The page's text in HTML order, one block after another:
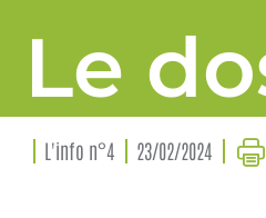
Le
L'info n°4 23/02/2024